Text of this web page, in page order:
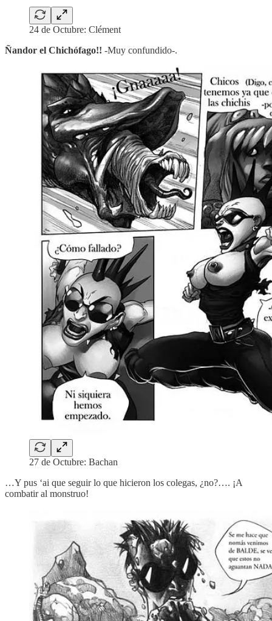
24 de Octubre: Clément
Ñandor el Chichófago!! -Muy confundido-.
27 de Octubre: Bachan
…Y pus ‘ai que seguir lo que hicieron los colegas, ¿no?…. ¡A
combatir al monstruo!